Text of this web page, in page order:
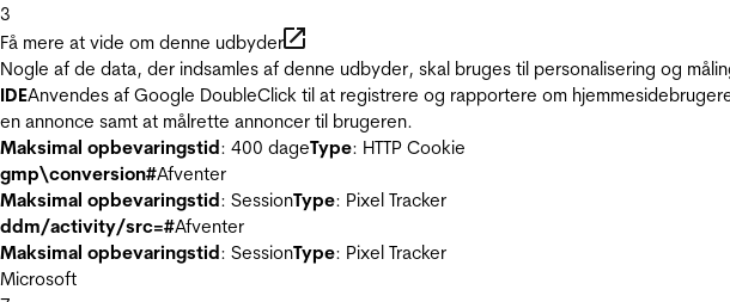
3
Få mere at vide om denne udbyder
Nogle af de data, der indsamles af denne udbyder, skal bruges til personalisering og
IDEAnvendes af Google DoubleClick til at registrere og rapportere om
en annonce samt at målrette annoncer til brugeren.
Maksimal opbevaringstid: 400 dageType: HTTP Cookie
gmp\conversion#Afventer
Maksimal opbevaringstid: SessionType: Pixel Tracker
ddm/activity/src=#Afventer
Maksimal opbevaringstid: SessionType: Pixel Tracker
Microsoft